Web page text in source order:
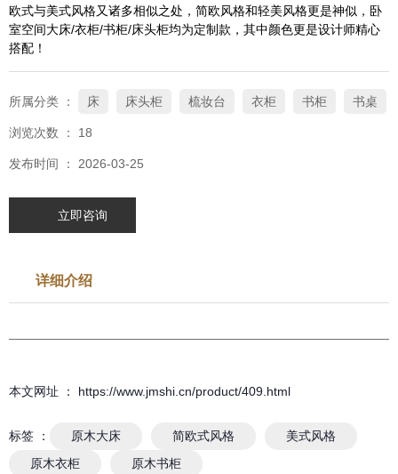
欧式与美式风格又诸多相似之处，简欧风格和轻美风格更是神似，卧
室空间大床/衣柜/书柜/床头柜均为定制款，其中颜色更是设计师精心
搭配！
所属分类 ： 床 床头柜 梳妆台 衣柜 书柜 书桌
浏览次数 ： 18
发布时间 ： 2026-03-25
立即咨询
详细介绍
本文网址 ： https://www.jmshi.cn/product/409.html
标签 ： 原木大床 简欧式风格
美式风格
原木衣柜
原木书柜